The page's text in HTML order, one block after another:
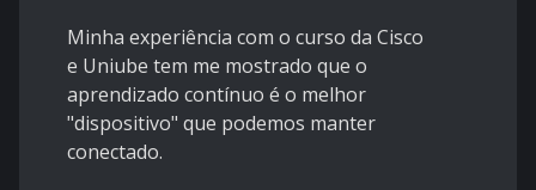
Minha experiência com o curso da Cisco
e Uniube tem me mostrado que o
aprendizado contínuo é o melhor
"dispositivo" que podemos manter
conectado.